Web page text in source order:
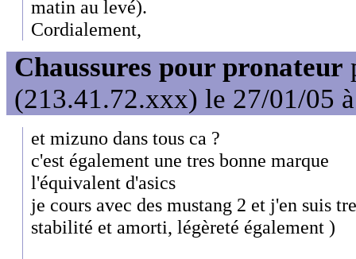
matin au levé).
Cordialement,
Chaussures pour pronateur
(213.41.72.xxx) le 27/01/05
et mizuno dans tous ca ?
c'est également une tres bonne marque
l'équivalent d'asics
je cours avec des mustang 2 et j'en suis
stabilité et amorti, légèreté également )